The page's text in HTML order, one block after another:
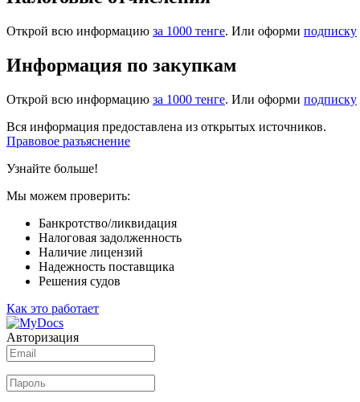
Открой всю информацию за 1000 тенге. Или оформи подписку
Информация по закупкам
Открой всю информацию за 1000 тенге. Или оформи подписку
Вся информация предоставлена из открытых источников.
Правовое разъяснение
Узнайте больше!
Мы можем проверить:
Банкротство/ликвидация
Налоговая задолженность
Наличие лицензий
Надежность поставщика
Решения судов
Как это работает
Авторизация